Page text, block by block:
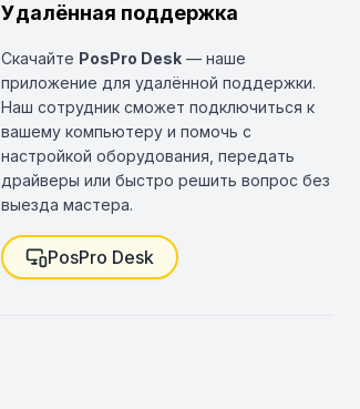
Удалённая поддержка
Скачайте PosPro Desk — наше
приложение для удалённой поддержки.
Наш сотрудник сможет подключиться к
вашему компьютеру и помочь с
настройкой оборудования, передать
драйверы или быстро решить вопрос без
выезда мастера.
PosPro Desk